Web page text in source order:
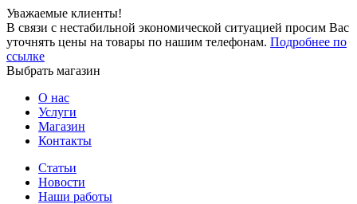
Уважаемые клиенты!
В связи с нестабильной экономической ситуацией просим Вас
уточнять цены на товары по нашим телефонам. Подробнее по
ссылке
Выбрать магазин
О нас
Услуги
Магазин
Контакты
Статьи
Новости
Наши работы